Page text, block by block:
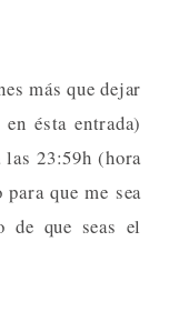
más que dejar
ésta entrada)
23:59h (hora
que me sea
de que seas el